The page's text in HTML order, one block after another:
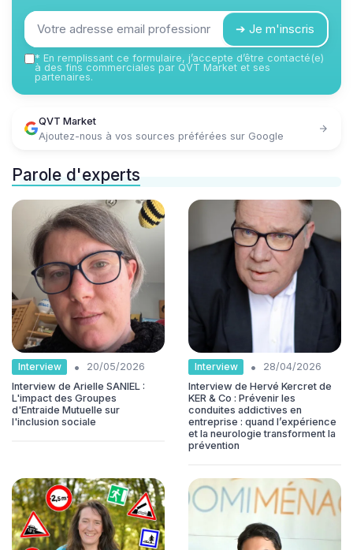
➔ Je m'inscris
* En remplissant ce formulaire, j’accepte d’être contacté(e)
à des fins commerciales par QVT Market et ses
partenaires.
QVT Market
Ajoutez-nous à vos sources préférées sur Google
Parole d'experts
Interview •
20/05/2026
Interview de Arielle SANIEL :
L'impact des Groupes
d'Entraide Mutuelle sur
l'inclusion sociale
Interview •
28/04/2026
Interview de Hervé Kercret de
KER & Co : Prévenir les
conduites addictives en
entreprise : quand l’expérience
et la neurologie transforment la
prévention